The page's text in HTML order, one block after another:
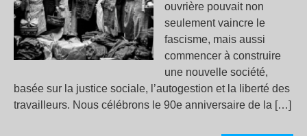
ouvrière pouvait non
seulement vaincre le
fascisme, mais aussi
commencer à construire
une nouvelle société,
basée sur la justice sociale, l’autogestion et la liberté des
travailleurs. Nous célébrons le 90e anniversaire de la […]